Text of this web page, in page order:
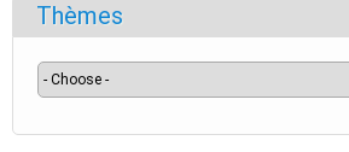
Thèmes